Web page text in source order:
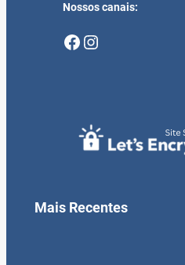
Nossos canais:
Facebook Instagram
Mais Recentes